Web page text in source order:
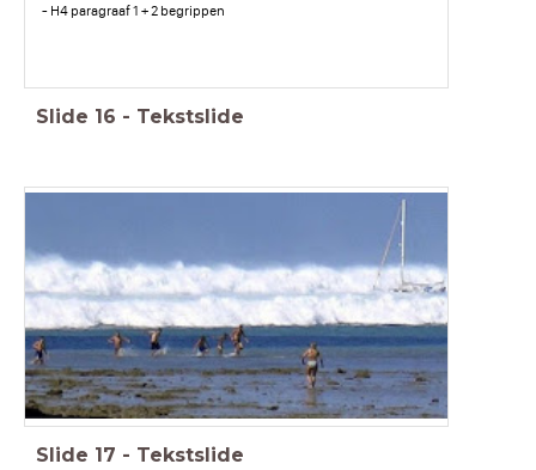
- H4 paragraaf 1 + 2 begrippen
Slide 16 - Tekstslide
Slide 17 - Tekstslide